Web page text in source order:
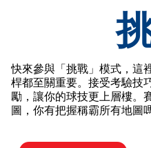
快來參與「挑戰」模式，這
桿都至關重要。接受考驗技
勵，讓你的球技更上層樓。
圖，你有把握稱霸所有地圖